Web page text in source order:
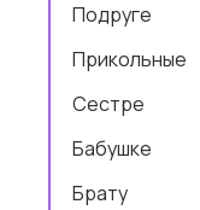
Подруге
Прикольные
Сестре
Бабушке
Брату